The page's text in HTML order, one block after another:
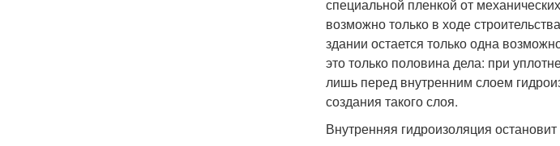
специальной пленкой от
возможно только в ходе
здании остается только одна
это только половина дела: при
лишь перед внутренним слоем
создания такого слоя.
Внутренняя гидроизоляция